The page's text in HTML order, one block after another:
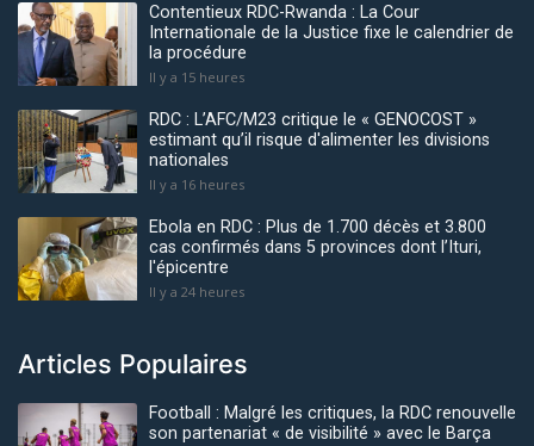
Contentieux RDC-Rwanda : La Cour
Internationale de la Justice fixe le calendrier de
la procédure
Il y a 15 heures
RDC : L’AFC/M23 critique le « GENOCOST »
estimant qu’il risque d'alimenter les divisions
nationales
Il y a 16 heures
Ebola en RDC : Plus de 1.700 décès et 3.800
cas confirmés dans 5 provinces dont l’Ituri,
l'épicentre
Il y a 24 heures
Articles Populaires
Football : Malgré les critiques, la RDC renouvelle
son partenariat « de visibilité » avec le Barça